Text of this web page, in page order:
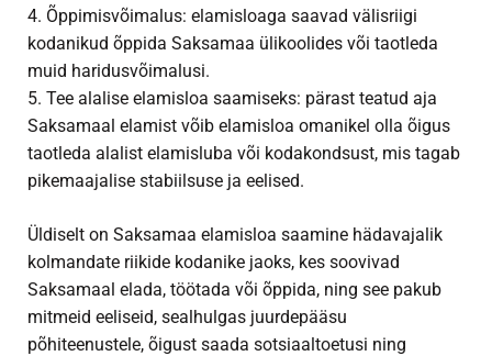
4. Õppimisvõimalus: elamisloaga saavad välisriigi
kodanikud õppida Saksamaa ülikoolides või taotleda
muid haridusvõimalusi.
5. Tee alalise elamisloa saamiseks: pärast teatud aja
Saksamaal elamist võib elamisloa omanikel olla õigus
taotleda alalist elamisluba või kodakondsust, mis tagab
pikemaajalise stabiilsuse ja eelised.
Üldiselt on Saksamaa elamisloa saamine hädavajalik
kolmandate riikide kodanike jaoks, kes soovivad
Saksamaal elada, töötada või õppida, ning see pakub
mitmeid eeliseid, sealhulgas juurdepääsu
põhiteenustele, õigust saada sotsiaaltoetusi ning